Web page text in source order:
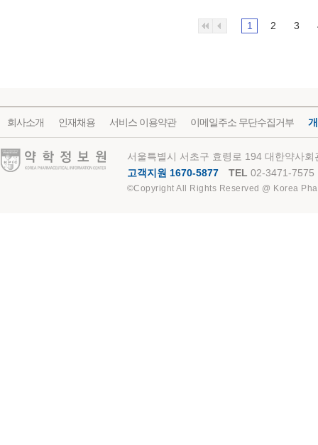
1 2 3
회사소개 인재채용 서비스 이용약관 이메일주소 무단수집거부
약학정보원
서울특별시 서초구 효령로 194 대한약사
고객지원 1670-5877
TEL 02-3471-7575
©Copyright All Rights Reserved @ Korea